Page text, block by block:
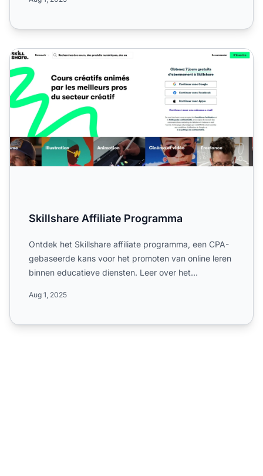
Skillshare Affiliate Programma
Skillshare Affiliate Programma
Ontdek het Skillshare affiliate programma, een CPA-
gebaseerde kans voor het promoten van online leren
binnen educatieve diensten. Leer over het
Aug 1, 2025